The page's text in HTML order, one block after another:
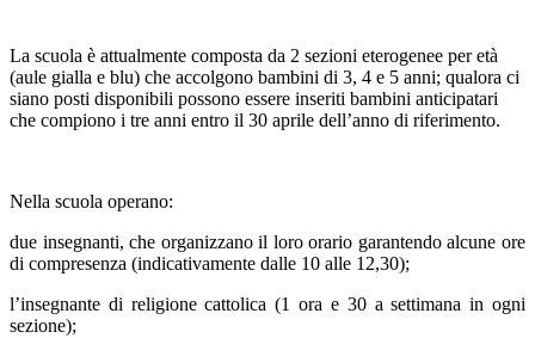
La scuola è attualmente composta da 2 sezioni eterogenee per età
(aule gialla e blu) che accolgono bambini di 3, 4 e 5 anni; qualora ci
siano posti disponibili possono essere inseriti bambini anticipatari
che compiono i tre anni entro il 30 aprile dell’anno di riferimento.
Nella scuola operano:
due insegnanti, che organizzano il loro orario garantendo alcune ore
di compresenza (indicativamente dalle 10 alle 12,30);
l’insegnante di religione cattolica (1 ora e 30 a settimana in ogni
sezione);